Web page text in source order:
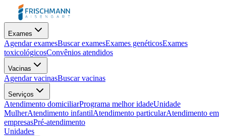
Exames
Agendar examesBuscar examesExames genéticosExames
toxicológicosConvênios atendidos
Vacinas
Agendar vacinasBuscar vacinas
Serviços
Atendimento domiciliarPrograma melhor idadeUnidade
MulherAtendimento infantilAtendimento particularAtendimento em
empresasPré-atendimento
Unidades